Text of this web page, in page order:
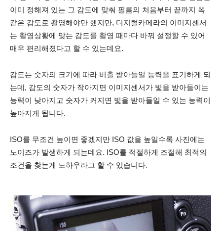
이미 정해져 있는 그 감도에 맞춰 필름의 처음부터 끝까지 똑
같은 감도로 촬영해야만 했지만, 디지털카메라의 이미지센서
는 촬영상황에 맞는 감도를 촬영 때마다 바꿔 설정할 수 있어
매우 편리해졌다고 할 수 있는데요.
감도는 숫자의 크기에 따라 비츨 받아들일 능력을 표기하게 되
는데, 감도의 숫자가 작아지면 이미지센서가 빛을 받아들이는
능력이 낮아지고 숫자가 커지면 빛을 받아들일 수 있는 능력이
높아지게 됩니다.
ISO를 무조건 높이면 좋겠지만 ISO 값을 높일수록 사진에는
노이즈가 발생하게 되는데요. ISO를 적절하게 조절해 최적의
조건을 찾는게 노하우라고 할 수 있습니다.